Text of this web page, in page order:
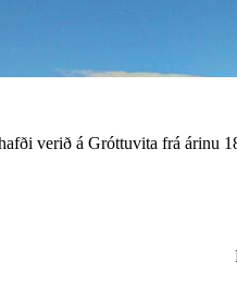
verið á Gróttuvita frá árinu